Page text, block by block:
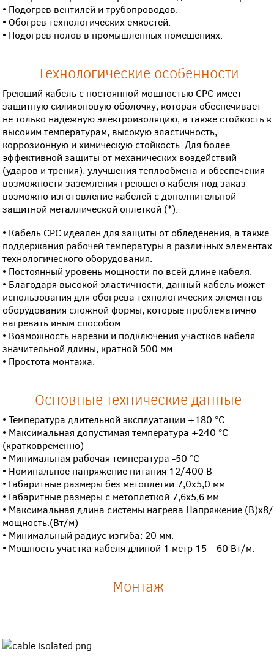
• Подогрев вентилей и трубопроводов.
• Обогрев технологических емкостей.
• Подогрев полов в промышленных помещениях.
Технологические особенности
Греющий кабель с постоянной мощностью СРС имеет
защитную силиконовую оболочку, которая обеспечивает
не только надежную электроизоляцию, а также стойкость к
высоким температурам, высокую эластичность,
коррозионную и химическую стойкость. Для более
эффективной защиты от механических воздействий
(ударов и трения), улучшения теплообмена и обеспечения
возможности заземления греющего кабеля под заказ
возможно изготовление кабелей с дополнительной
защитной металлической оплеткой (*).
• Кабель СРС идеален для защиты от обледенения, а также
поддержания рабочей температуры в различных элементах
технологического оборудования.
• Постоянный уровень мощности по всей длине кабеля.
• Благодаря высокой эластичности, данный кабель может
использования для обогрева технологических элементов
оборудования сложной формы, которые проблематично
нагревать иным способом.
• Возможность нарезки и подключения участков кабеля
значительной длины, кратной 500 мм.
• Простота монтажа.
Основные технические данные
• Температура длительной эксплуатации +180 °C
• Максимальная допустимая температура +240 °C
(кратковременно)
• Минимальная рабочая температура -50 °C
• Номинальное напряжение питания 12/400 В
• Габаритные размеры без метоплетки 7,0х5,0 мм.
• Габаритные размеры с метоплеткой 7,6х5,6 мм.
• Максимальная длина системы нагрева Напряжение (В)х8/
мощность.(Вт/м)
• Минимальный радиус изгиба: 20 мм.
• Мощность участка кабеля длиной 1 метр 15 – 60 Вт/м.
Монтаж